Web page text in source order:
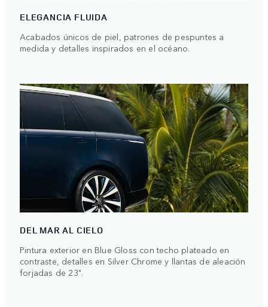
ELEGANCIA FLUIDA
Acabados únicos de piel, patrones de pespuntes a
medida y detalles inspirados en el océano.
DEL MAR AL CIELO
Pintura exterior en Blue Gloss con techo plateado en
contraste, detalles en Silver Chrome y llantas de aleación
forjadas de 23".